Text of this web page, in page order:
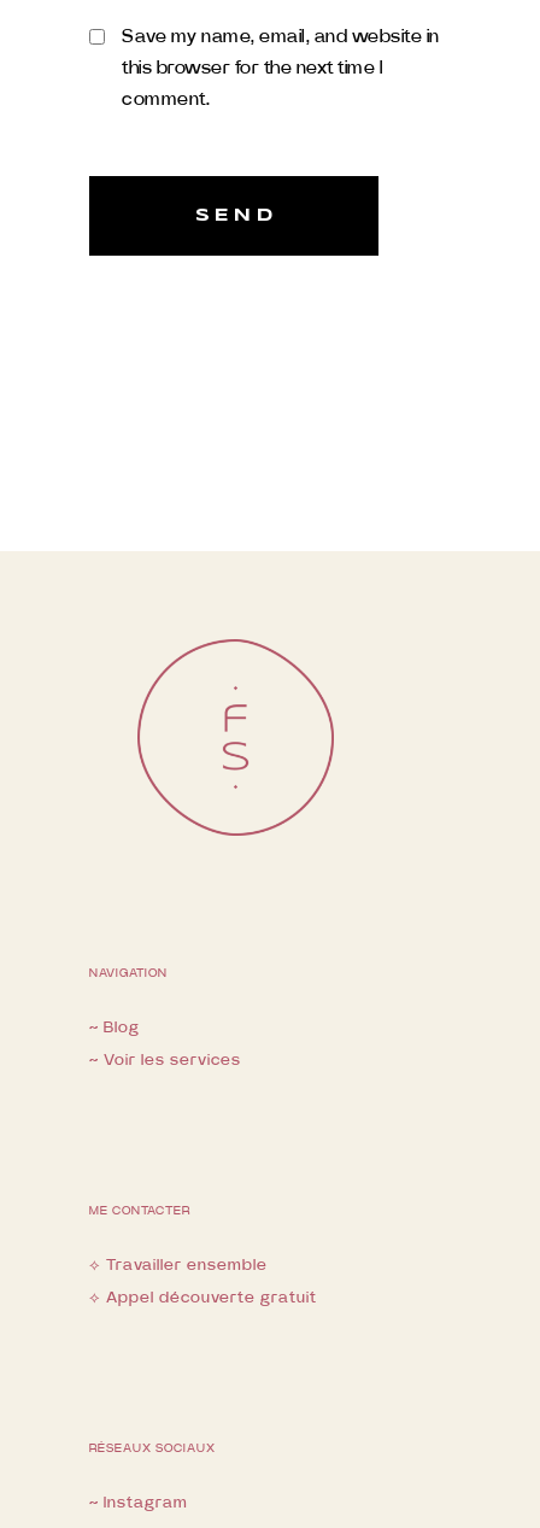
Save my name, email, and website in
this browser for the next time I
comment.
SEND
NAVIGATION
~ Blog
~ Voir les services
ME CONTACTER
⟡ Travailler ensemble
⟡ Appel découverte gratuit
RÉSEAUX SOCIAUX
~ Instagram